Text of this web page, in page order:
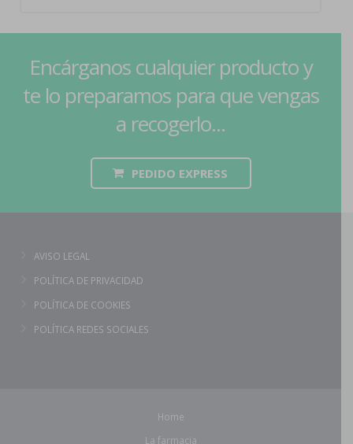
Encárganos cualquier producto y
te lo preparamos para que vengas
a recogerlo...
PEDIDO EXPRESS
AVISO LEGAL
POLÍTICA DE PRIVACIDAD
POLÍTICA DE COOKIES
POLÍTICA REDES SOCIALES
Home
La farmacia